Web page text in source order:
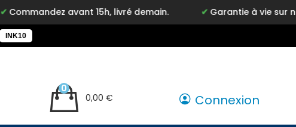
avant 15h, livré demain. Garantie à vie sur
INK10
0,00 €
0
Connexion